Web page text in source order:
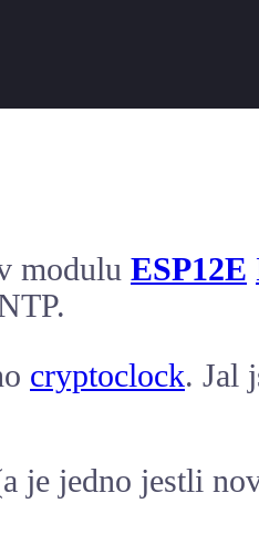
modulu ESP12E
cryptoclock. Jal
je jedno jestli